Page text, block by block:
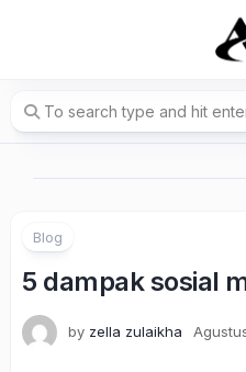
Blog
5 dampak sosial
by zella zulaikha